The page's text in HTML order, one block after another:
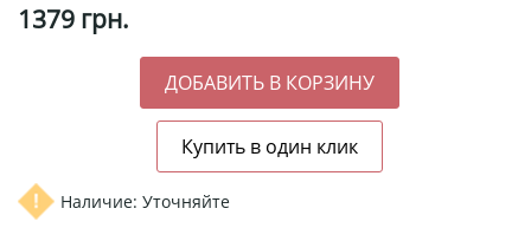
1379 грн.
Наличие: Уточняйте